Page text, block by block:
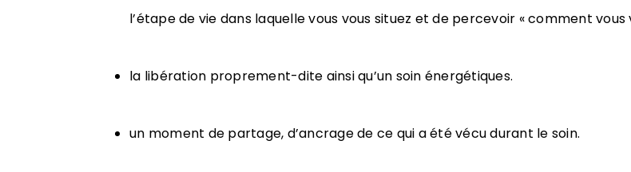
l’étape de vie dans laquelle vous vous situez et de percevoir « comment
la libération proprement-dite ainsi qu’un soin énergétiques.
un moment de partage, d’ancrage de ce qui a été vécu durant le soin.